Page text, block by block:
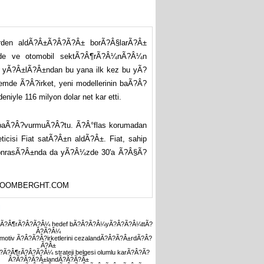
aldÃ?Â±Ã?Â?Ã?Â± borÃ?Â§larÃ?Â±
ve otomobil sektÃ?Â¶rÃ?Â¼nÃ?Â¼n
bu yana ilk kez bu yÃ?
Ã?Â?irket, yeni modellerinin baÃ?Â?
116 milyon dolar net kar etti.
Ã?Â°flas korumadan
Fiat satÃ?Â±n aldÃ?Â±. Fiat, sahip
da yÃ?Â¼zde 30'a Ã?Â§Ã?
hedef bÃ?Â?Ã?Â¼yÃ?Â?Ã?Â¼ttÃ?
Â?Ã?Â¼
Ã?Â?Ã?Â?irketlerini cezalandÃ?Â?Ã?Â±rdÃ?Â?
Ã?Â±
strateji belgesi olumlu karÃ?Â?Ã?
Â?Ã?Â?Ã?Â±landÃ?Â?Ã?Â±